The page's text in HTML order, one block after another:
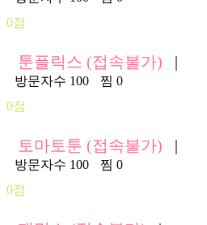
0점
툰플릭스 (접속불가) |
방문자수 100
찜 0
0점
토마토툰 (접속불가) |
방문자수 100
찜 0
0점